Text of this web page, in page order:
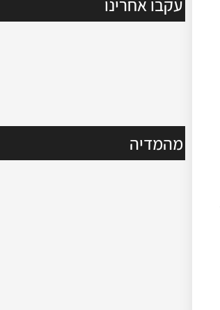
עקבו אחרינו
מהמדיה